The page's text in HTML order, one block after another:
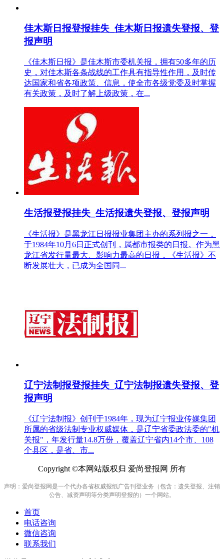
佳木斯日报登报挂失_佳木斯日报遗失登报、登
报声明
《佳木斯日报》是佳木斯市委机关报，拥有50多年的历
史，对佳木斯各条战线的工作具有指导性作用，及时传
达国家和省各项政策、信息，使全市各级党委及时掌握
有关政策，及时了解上级政策，在...
生活报登报挂失_生活报遗失登报、登报声明
《生活报》是黑龙江日报报业集团主办的系列报之一，
于1984年10月6日正式创刊，属都市报类的日报。作为黑
龙江省发行量最大、影响力最高的日报，《生活报》不
断发展壮大，已成为全国同...
辽宁法制报登报挂失_辽宁法制报遗失登报、登
报声明
《辽宁法制报》创刊于1984年，现为辽宁报业传媒集团
所属的省级法制专业权威媒体，是辽宁省委政法委的"机
关报"，年发行量14.8万份，覆盖辽宁省内14个市、108
个县区，是省、市...
Copyright ©本网站版权归 爱尚登报网 所有
声明：爱尚登报网是一个代办各省权威报纸广告刊登业务（包含：遗失登报、注销
公告、减资声明等分类声明登报的）一个网站。
首页
电话咨询
微信咨询
联系我们